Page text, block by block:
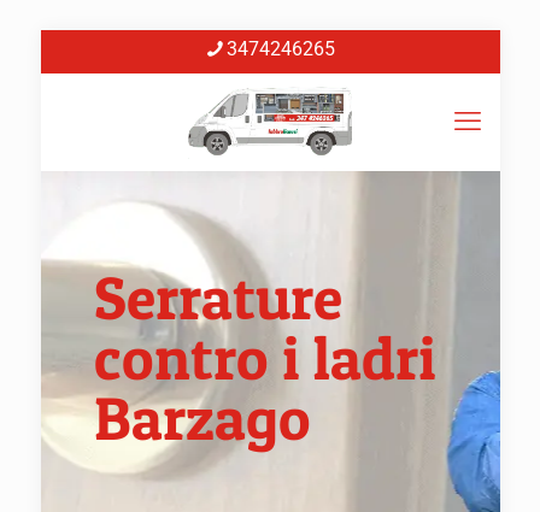
3474246265
Serrature
contro i ladri
Barzago